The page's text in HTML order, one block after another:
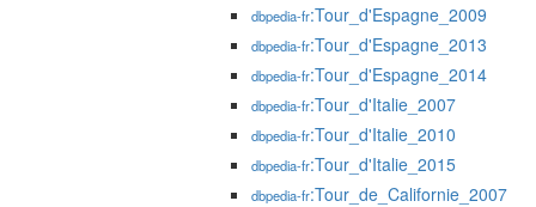
dbpedia-fr:Tour_d'Espagne_2009
dbpedia-fr:Tour_d'Espagne_2013
dbpedia-fr:Tour_d'Espagne_2014
dbpedia-fr:Tour_d'Italie_2007
dbpedia-fr:Tour_d'Italie_2010
dbpedia-fr:Tour_d'Italie_2015
dbpedia-fr:Tour_de_Californie_2007